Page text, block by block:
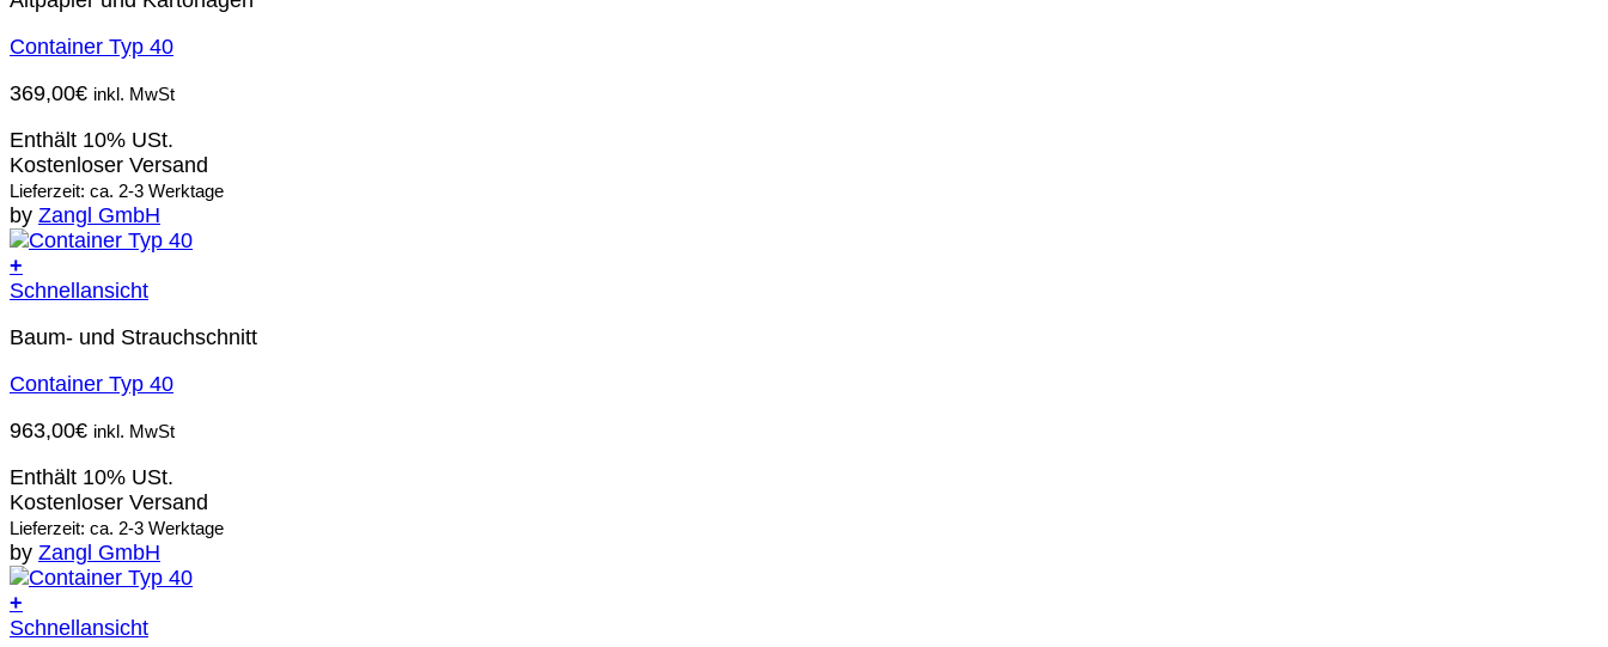
Container Typ 40
369,00€ inkl. MwSt
Enthält 10% USt.
Kostenloser Versand
Lieferzeit: ca. 2-3 Werktage
by Zangl GmbH
+
Schnellansicht
Baum- und Strauchschnitt
Container Typ 40
963,00€ inkl. MwSt
Enthält 10% USt.
Kostenloser Versand
Lieferzeit: ca. 2-3 Werktage
by Zangl GmbH
+
Schnellansicht